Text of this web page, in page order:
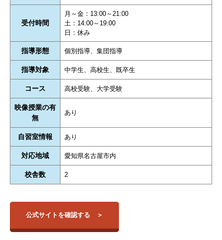
受付時間
月～金：13:00～21:00
土：14:00～19:00
日：休み
指導形態 個別指導、集団指導
指導対象 中学生、高校生、既卒生
コース 高校受験、大学受験
映像授業の有
無
あり
自習室情報 あり
対応地域 愛知県名古屋市内
校舎数 2
公式サイトを確認する